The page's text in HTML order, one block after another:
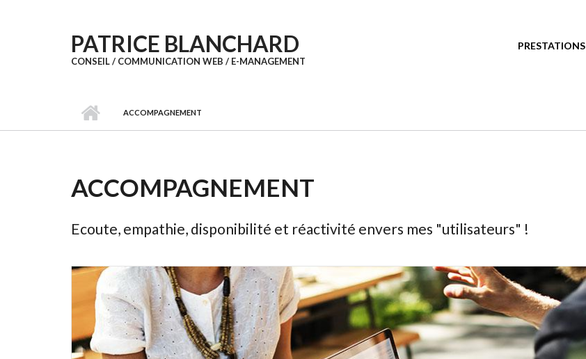
PATRICE BLANCHARD
CONSEIL / COMMUNICATION WEB / E-MANAGEMENT
PRESTATIONS
ACCOMPAGNEMENT
ACCOMPAGNEMENT
Ecoute, empathie, disponibilité et réactivité envers mes "utilisateurs" !